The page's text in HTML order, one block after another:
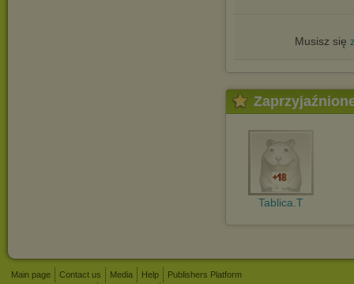
Musisz się
Tablica.T
Main page Contact us Media Help
Publishers Platform